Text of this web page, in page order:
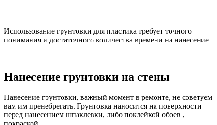
Использование грунтовки для пластика требует точного
понимания и достаточного количества времени на нанесение.
Нанесение грунтовки на стены
Нанесение грунтовки, важный момент в ремонте, не советуем
вам им пренебрегать. Грунтовка наносится на поверхности
перед нанесением шпаклевки, либо поклейкой обоев ,
покраской.